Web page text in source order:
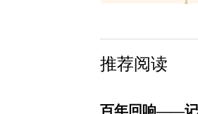
推荐阅读
百年回响——记